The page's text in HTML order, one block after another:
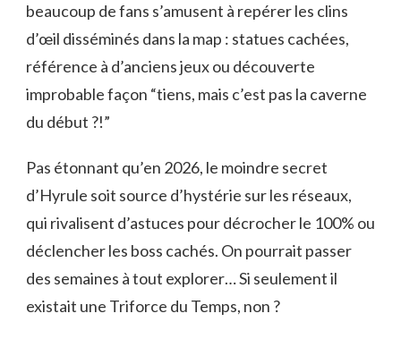
beaucoup de fans s’amusent à repérer les clins
d’œil disséminés dans la map : statues cachées,
référence à d’anciens jeux ou découverte
improbable façon “tiens, mais c’est pas la caverne
du début ?!”
Pas étonnant qu’en 2026, le moindre secret
d’Hyrule soit source d’hystérie sur les réseaux,
qui rivalisent d’astuces pour décrocher le 100% ou
déclencher les boss cachés. On pourrait passer
des semaines à tout explorer… Si seulement il
existait une Triforce du Temps, non ?